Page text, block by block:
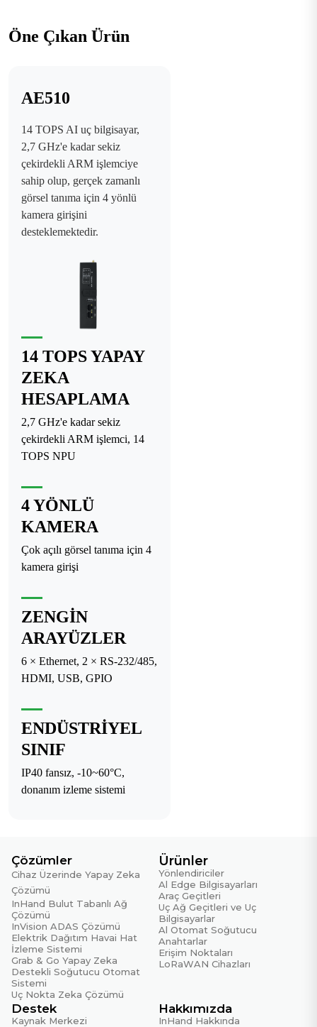
Öne Çıkan Ürün
AE510
14 TOPS AI uç bilgisayar,
2,7 GHz'e kadar sekiz
çekirdekli ARM işlemciye
sahip olup, gerçek zamanlı
görsel tanıma için 4 yönlü
kamera girişini
desteklemektedir.
14 TOPS YAPAY
ZEKA
HESAPLAMA
2,7 GHz'e kadar sekiz
çekirdekli ARM işlemci, 14
TOPS NPU
4 YÖNLÜ
KAMERA
Çok açılı görsel tanıma için 4
kamera girişi
ZENGIN
ARAYÜZLER
6 × Ethernet, 2 × RS-232/485,
HDMI, USB, GPIO
ENDÜSTRIYEL
SINIF
IP40 fansız, -10~60°C,
donanım izleme sistemi
Çözümler
Cihaz Üzerinde Yapay Zeka
Çözümü
InHand Bulut Tabanlı Ağ
Çözümü
InVision ADAS Çözümü
Elektrik Dağıtım Havai Hat
İzleme Sistemi
Grab & Go Yapay Zeka
Destekli Soğutucu Otomat
Sistemi
Uç Nokta Zeka Çözümü
Ürünler
Yönlendiriciler
Al Edge Bilgisayarları
Araç Geçitleri
Uç Ağ Geçitleri ve Uç
Bilgisayarlar
Al Otomat Soğutucu
Anahtarlar
Erişim Noktaları
LoRaWAN Cihazları
Destek
Kaynak Merkezi
Hakkımızda
InHand Hakkında